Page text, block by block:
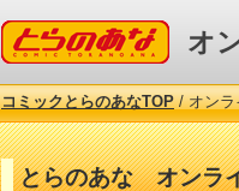
コミックとらのあな オ
コミックとらのあなTOP/ オンラ
とらのあな オンラ